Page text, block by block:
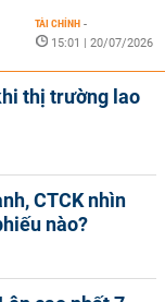
TÀI CHÍNH -
15:01 | 20/07/2026
thị trường lao
CTCK nhìn
nào?